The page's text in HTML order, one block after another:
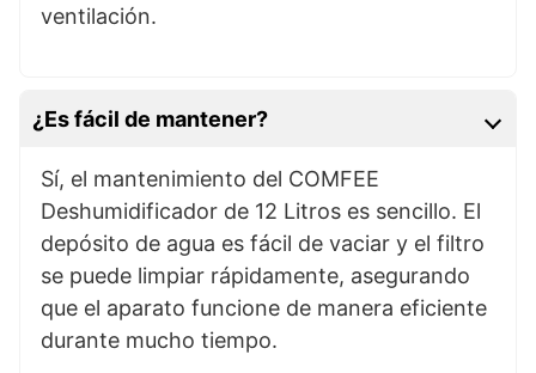
ventilación.
¿Es fácil de mantener?
Sí, el mantenimiento del COMFEE
Deshumidificador de 12 Litros es sencillo. El
depósito de agua es fácil de vaciar y el filtro
se puede limpiar rápidamente, asegurando
que el aparato funcione de manera eficiente
durante mucho tiempo.